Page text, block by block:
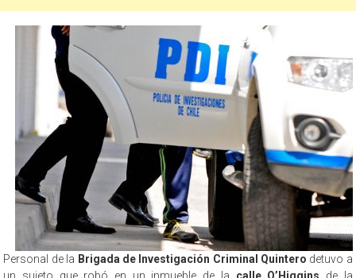
Personal de la Brigada de Investigación Criminal Quintero detuvo a
un sujeto que robó en un inmueble de la calle O’Higgins de la